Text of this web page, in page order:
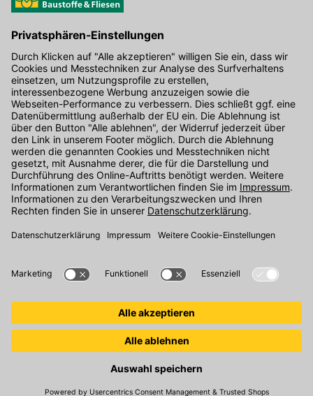
Hier gibt's die kostenlose App
Kontakt
Unser Onlineshop Team ist montags bis freitags von 08:00 - 17:00
Uhr unter der Telefonnummer07071 / 151-151für Sie erreichbar.
Alternativ können Sie unser Kontaktformular nutzen.
Den Kontakt direkt in unsere Niederlassungen finden Sie